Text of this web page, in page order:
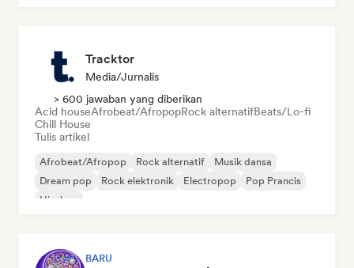
Tracktor
Media/Jurnalis
> 600 jawaban yang diberikan
Acid houseAfrobeat/AfropopRock alternatifBeats/Lo-fi
Chill House
Tulis artikel
Afrobeat/Afropop Rock alternatif
Musik dansa
Dream pop
Rock elektronik Electropop
Pop Prancis
Hip-hop
BARU